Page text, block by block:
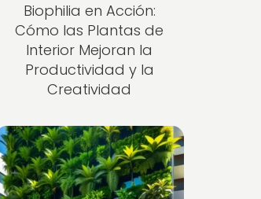
Biophilia en Acción:
Cómo las Plantas de
Interior Mejoran la
Productividad y la
Creatividad